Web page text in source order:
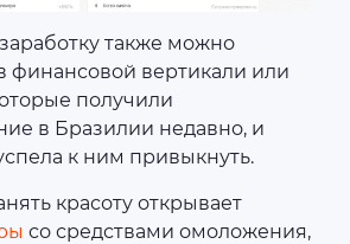
также можно
финансовой вертикали или
получили
в Бразилии недавно, и
к ним привыкнуть.
красоту открывает
со средствами омоложения,